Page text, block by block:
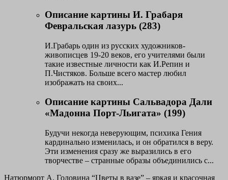
Описание картины И. Грабаря
Февральская лазурь (283)
И.Грабарь один из русских художников-
живописцев 19-20 веков, его учителями были
такие известные личности как И.Репин и
П.Чистяков. Больше всего мастер любил
изображать на своих...
Описание картины Сальвадора Дали
«Мадонна Порт-Льигата» (199)
Будучи некогда неверующим, психика Гения
кардинально изменилась, и он обратился в веру.
Эти изменения сразу же выразились в его
творчестве – странные образы объединились с...
Натюрморт А. Головина “Цветы в вазе” – яркая и красочная